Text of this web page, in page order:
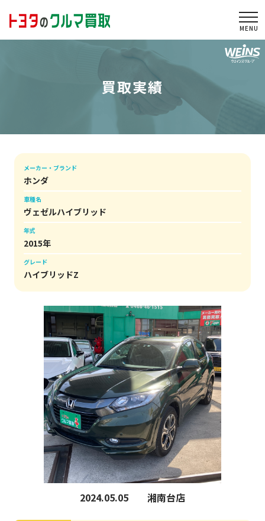
買取実績
メーカー・ブランド
ホンダ
車種名
ヴェゼルハイブリッド
年式
2015年
グレード
ハイブリッドZ
2024.05.05 湘南台店